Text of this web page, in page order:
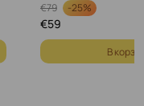
79
€ -25%
59
€
В